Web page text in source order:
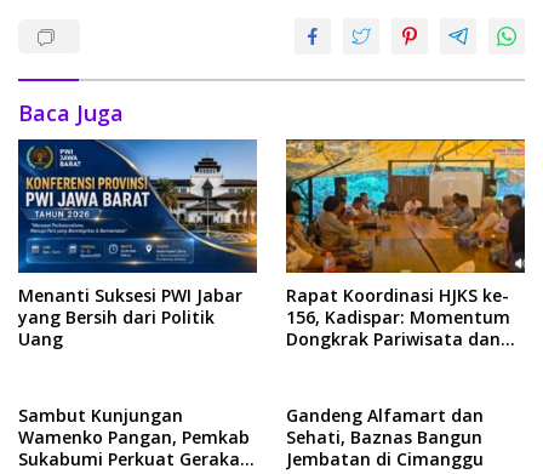
Baca Juga
Menanti Suksesi PWI Jabar
yang Bersih dari Politik
Uang
Rapat Koordinasi HJKS ke-
156, Kadispar: Momentum
Dongkrak Pariwisata dan
Sambut Kunjungan
Wamenko Pangan, Pemkab
Sukabumi Perkuat Gerakan
Gandeng Alfamart dan
Sehati, Baznas Bangun
Jembatan di Cimanggu